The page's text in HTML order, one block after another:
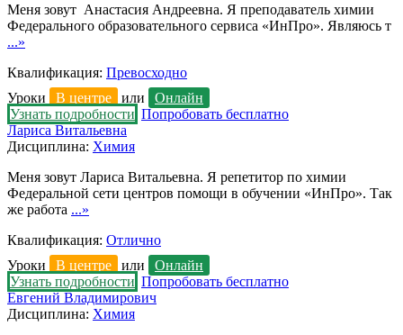
Меня зовут Анастасия Андреевна. Я преподаватель химии
Федерального образовательного сервиса «ИнПро». Являюсь т
...»
Квалификация: Превосходно
Уроки
В центре или
Онлайн
Узнать подробности Попробовать бесплатно
Лариса Витальевна
Дисциплина: Химия
Меня зовут Лариса Витальевна. Я репетитор по химии
Федеральной сети центров помощи в обучении «ИнПро». Так
же работа ...»
Квалификация: Отлично
Уроки
В центре или
Онлайн
Узнать подробности Попробовать бесплатно
Евгений Владимирович
Дисциплина: Химия